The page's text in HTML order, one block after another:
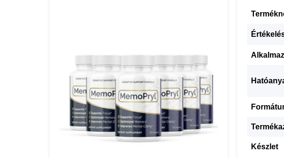
Készlet